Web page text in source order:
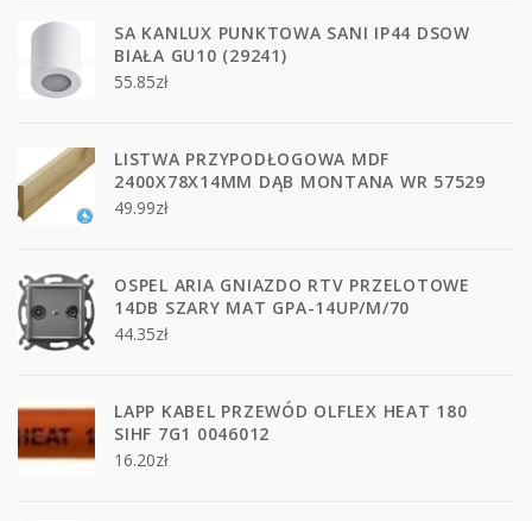
SA KANLUX PUNKTOWA SANI IP44 DSOW
BIAŁA GU10 (29241)
55.85zł
LISTWA PRZYPODŁOGOWA MDF
2400X78X14MM DĄB MONTANA WR 57529
49.99zł
OSPEL ARIA GNIAZDO RTV PRZELOTOWE
14DB SZARY MAT GPA-14UP/M/70
44.35zł
LAPP KABEL PRZEWÓD OLFLEX HEAT 180
SIHF 7G1 0046012
16.20zł